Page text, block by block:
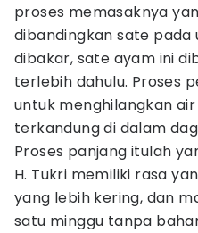
proses memasaknya
dibandingkan sate pada
dibakar, sate ayam ini
terlebih dahulu. Proses
untuk menghilangkan
terkandung di dalam
Proses panjang itulah
H. Tukri memiliki rasa
yang lebih kering, dan
satu minggu tanpa